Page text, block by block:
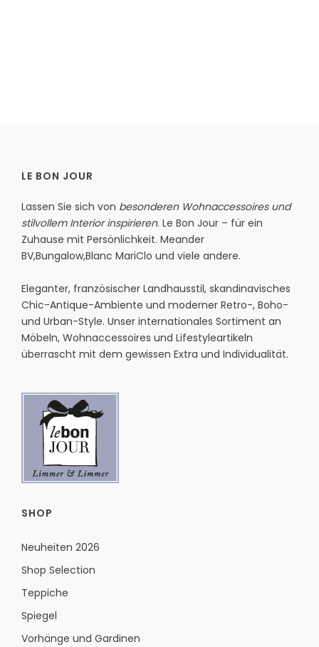
LE BON JOUR
Lassen Sie sich von besonderen Wohnaccessoires und
stilvollem Interior inspirieren. Le Bon Jour – für ein
Zuhause mit Persönlichkeit. Meander
BV,Bungalow,Blanc MariClo und viele andere.
Eleganter, französischer Landhausstil, skandinavisches
Chic-Antique-Ambiente und moderner Retro-, Boho-
und Urban-Style. Unser internationales Sortiment an
Möbeln, Wohnaccessoires und Lifestyleartikeln
überrascht mit dem gewissen Extra und Individualität.
SHOP
Neuheiten 2026
Shop Selection
Teppiche
Spiegel
Vorhänge und Gardinen